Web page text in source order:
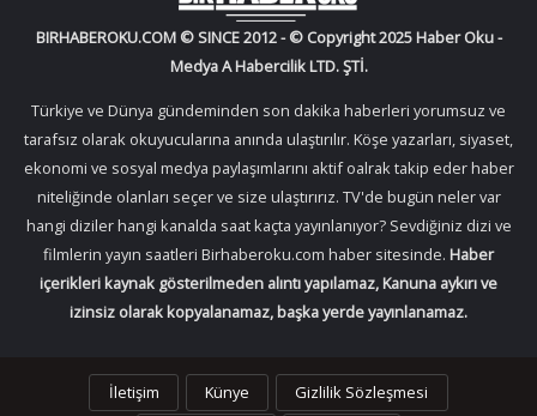
BIRHABEROKU.COM © SINCE 2012 - © Copyright 2025 Haber Oku -
Medya A Habercilik LTD. ŞTİ.
Türkiye ve Dünya gündeminden son dakika haberleri yorumsuz ve
tarafsız olarak okuyucularına anında ulaştırılır. Köşe yazarları, siyaset,
ekonomi ve sosyal medya paylaşımlarını aktif oalrak takip eder haber
niteliğinde olanları seçer ve size ulaştırırız. TV'de bugün neler var
hangi diziler hangi kanalda saat kaçta yayınlanıyor? Sevdiğiniz dizi ve
filmlerin yayın saatleri Birhaberoku.com haber sitesinde. Haber
içerikleri kaynak gösterilmeden alıntı yapılamaz, Kanuna aykırı ve
izinsiz olarak kopyalanamaz, başka yerde yayınlanamaz.
İletişim Künye Gizlilik Sözleşmesi